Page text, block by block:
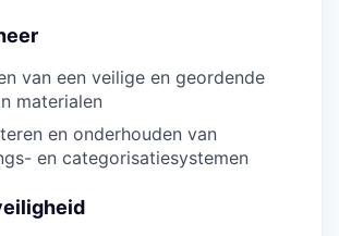
van een veilige en geordende
materialen
en onderhouden van
en categorisatiesystemen